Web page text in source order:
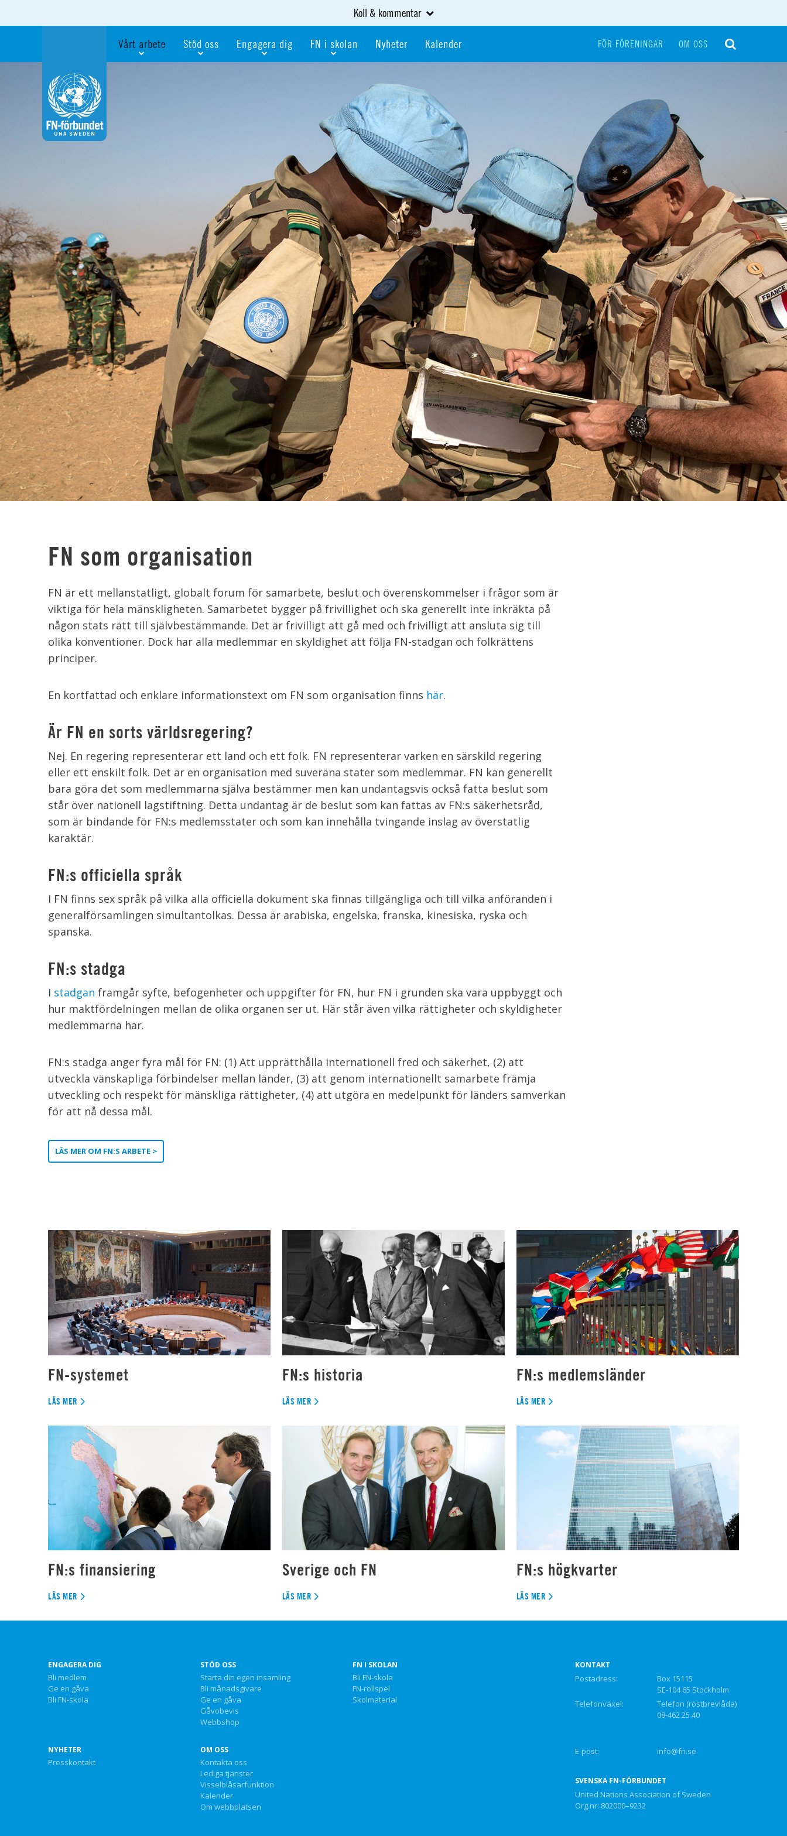
Koll & kommentar
Vårt arbete Stöd oss Engagera dig
Ta del av kurser och event
Bli aktiv i en FN-förening
För dig som är ung
Världskoll i skolan
FN i skolan
Bli skola med världskoll
Portalen för FN-skolor
Portalen för världskoll i skolan
Öppet skolmaterial
Globalis
Nyheter Kalender FÖR FÖRENINGAR OM OSS
FN som organisation
FN är ett mellanstatligt, globalt forum för samarbete, beslut och överenskommelser i frågor som är
viktiga för hela mänskligheten. Samarbetet bygger på frivillighet och ska generellt inte inkräkta på
någon stats rätt till självbestämmande. Det är frivilligt att gå med och frivilligt att ansluta sig till
olika konventioner. Dock har alla medlemmar en skyldighet att följa FN-stadgan och folkrättens
principer.
En kortfattad och enklare informationstext om FN som organisation finns här.
Är FN en sorts världsregering?
Nej. En regering representerar ett land och ett folk. FN representerar varken en särskild regering
eller ett enskilt folk. Det är en organisation med suveräna stater som medlemmar. FN kan generellt
bara göra det som medlemmarna själva bestämmer men kan undantagsvis också fatta beslut som
står över nationell lagstiftning. Detta undantag är de beslut som kan fattas av FN:s säkerhetsråd,
som är bindande för FN:s medlemsstater och som kan innehålla tvingande inslag av överstatlig
karaktär.
FN:s officiella språk
I FN finns sex språk på vilka alla officiella dokument ska finnas tillgängliga och till vilka anföranden i
generalförsamlingen simultantolkas. Dessa är arabiska, engelska, franska, kinesiska, ryska och
spanska.
FN:s stadga
I stadgan framgår syfte, befogenheter och uppgifter för FN, hur FN i grunden ska vara uppbyggt och
hur maktfördelningen mellan de olika organen ser ut. Här står även vilka rättigheter och skyldigheter
medlemmarna har.
FN:s stadga anger fyra mål för FN: (1) Att upprätthålla internationell fred och säkerhet, (2) att
utveckla vänskapliga förbindelser mellan länder, (3) att genom internationellt samarbete främja
utveckling och respekt för mänskliga rättigheter, (4) att utgöra en medelpunkt för länders samverkan
för att nå dessa mål.
LÄS MER OM FN:S ARBETE >
FN-systemet
LÄS MER
FN:s historia
LÄS MER
FN:s medlemsländer
LÄS MER
FN:s finansiering
LÄS MER
Sverige och FN
LÄS MER
FN:s högkvarter
LÄS MER
ENGAGERA DIG
Bli medlem
Ge en gåva
Bli FN-skola
STÖD OSS
Starta din egen insamling
Bli månadsgivare
Ge en gåva
Gåvobevis
Webbshop
FN I SKOLAN
Bli FN-skola
FN-rollspel
Skolmaterial
NYHETER
Presskontakt
OM OSS
Kontakta oss
Lediga tjänster
Visselblåsarfunktion
Kalender
Om webbplatsen
KONTAKT
Postadress:
Box 15115
SE-104 65 Stockholm
Telefonväxel:
Telefon (röstbrevlåda)
08-462 25 40
E-post: info@fn.se
SVENSKA FN-FÖRBUNDET
United Nations Association of Sweden
Org.nr: 802000–9232